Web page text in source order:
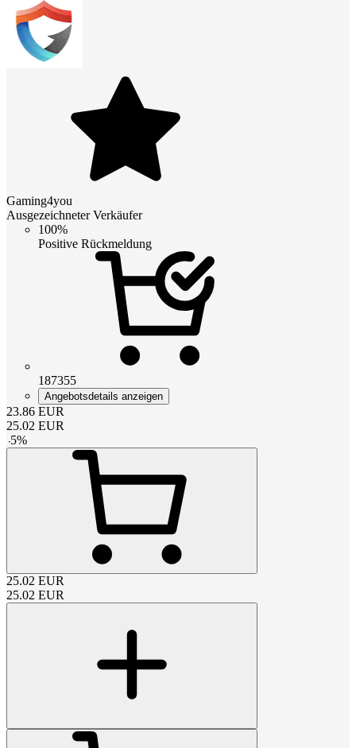
Gaming4you
Ausgezeichneter Verkäufer
100%
Positive Rückmeldung
187355
Angebotsdetails anzeigen
23.86 EUR
25.02 EUR
-5%
25.02 EUR
25.02 EUR